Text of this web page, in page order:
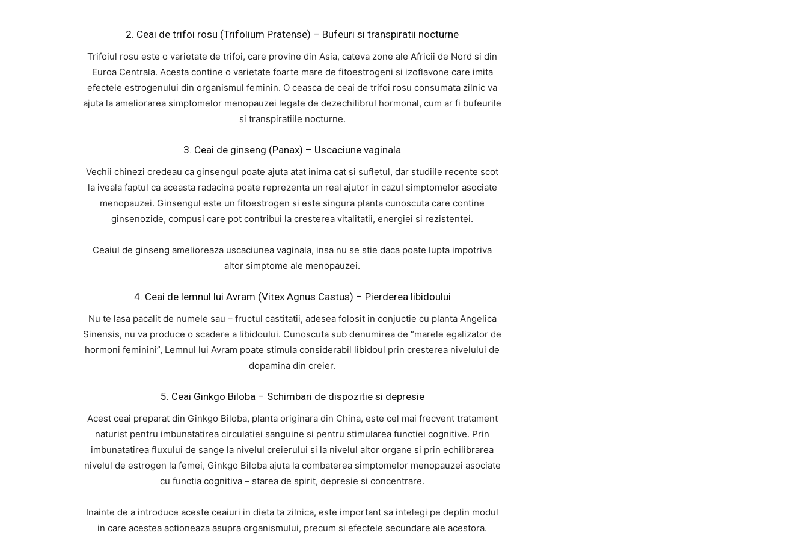
2. Ceai de trifoi rosu (Trifolium Pratense) – Bufeuri si transpiratii nocturne
Trifoiul rosu este o varietate de trifoi, care provine din Asia, cateva zone ale Africii de Nord si din
Euroa Centrala. Acesta contine o varietate foarte mare de fitoestrogeni si izoflavone care imita
efectele estrogenului din organismul feminin. O ceasca de ceai de trifoi rosu consumata zilnic va
ajuta la ameliorarea simptomelor menopauzei legate de dezechilibrul hormonal, cum ar fi bufeurile
si transpiratiile nocturne.
3. Ceai de ginseng (Panax) – Uscaciune vaginala
Vechii chinezi credeau ca ginsengul poate ajuta atat inima cat si sufletul, dar studiile recente scot
la iveala faptul ca aceasta radacina poate reprezenta un real ajutor in cazul simptomelor asociate
menopauzei. Ginsengul este un fitoestrogen si este singura planta cunoscuta care contine
ginsenozide, compusi care pot contribui la cresterea vitalitatii, energiei si rezistentei.
Ceaiul de ginseng amelioreaza uscaciunea vaginala, insa nu se stie daca poate lupta impotriva
altor simptome ale menopauzei.
4. Ceai de lemnul lui Avram (Vitex Agnus Castus) – Pierderea libidoului
Nu te lasa pacalit de numele sau – fructul castitatii, adesea folosit in conjuctie cu planta Angelica
Sinensis, nu va produce o scadere a libidoului. Cunoscuta sub denumirea de “marele egalizator de
hormoni feminini”, Lemnul lui Avram poate stimula considerabil libidoul prin cresterea nivelului de
dopamina din creier.
5. Ceai Ginkgo Biloba – Schimbari de dispozitie si depresie
Acest ceai preparat din Ginkgo Biloba, planta originara din China, este cel mai frecvent tratament
naturist pentru imbunatatirea circulatiei sanguine si pentru stimularea functiei cognitive. Prin
imbunatatirea fluxului de sange la nivelul creierului si la nivelul altor organe si prin echilibrarea
nivelul de estrogen la femei, Ginkgo Biloba ajuta la combaterea simptomelor menopauzei asociate
cu functia cognitiva – starea de spirit, depresie si concentrare.
Inainte de a introduce aceste ceaiuri in dieta ta zilnica, este important sa intelegi pe deplin modul
in care acestea actioneaza asupra organismului, precum si efectele secundare ale acestora.